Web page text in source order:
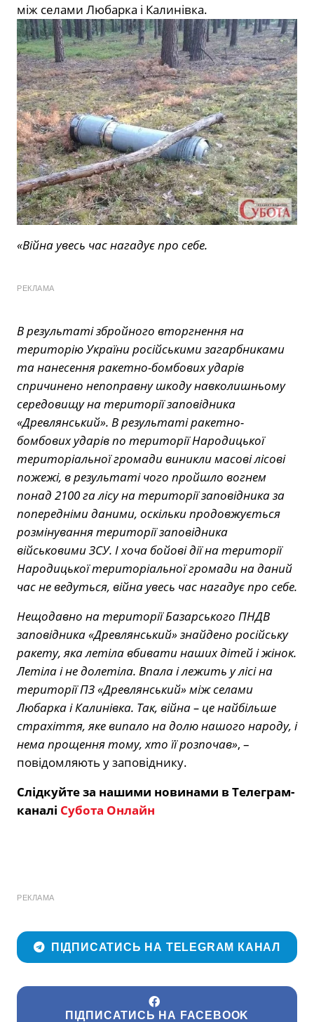
між селами Любарка і Калинівка.
«Війна увесь час нагадує про себе.
РЕКЛАМА
В результаті збройного вторгнення на
територію України російськими загарбниками
та нанесення ракетно-бомбових ударів
спричинено непоправну шкоду навколишньому
середовищу на території заповідника
«Древлянський». В результаті ракетно-
бомбових ударів по території Народицької
територіальної громади виникли масові лісові
пожежі, в результаті чого пройшло вогнем
понад 2100 га лісу на території заповідника за
попередніми даними, оскільки продовжується
розмінування території заповідника
військовими ЗСУ. І хоча бойові дії на території
Народицької територіальної громади на даний
час не ведуться, війна увесь час нагадує про себе.
Нещодавно на території Базарського ПНДВ
заповідника «Древлянський» знайдено російську
ракету, яка летіла вбивати наших дітей і жінок.
Летіла і не долетіла. Впала і лежить у лісі на
території ПЗ «Древлянський» між селами
Любарка і Калинівка. Так, війна – це найбільше
страхіття, яке випало на долю нашого народу, і
нема прощення тому, хто її розпочав», –
повідомляють у заповіднику.
Слідкуйте за нашими новинами в Телеграм-
каналі Субота Онлайн
РЕКЛАМА
ПІДПИСАТИСЬ НА TELEGRAM КАНАЛ
ПІДПИСАТИСЬ НА FACEBOOK